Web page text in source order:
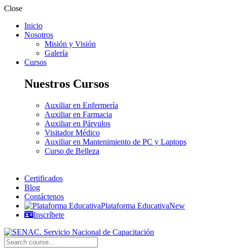
Close
Inicio
Nosotros
Misión y Visión
Galería
Cursos
Nuestros Cursos
Auxiliar en Enfermería
Auxiliar en Farmacia
Auxiliar en Párvulos
Visitador Médico
Auxiliar en Mantenimiento de PC y Laptops
Curso de Belleza
Certificados
Blog
Contáctenos
Plataforma EducativaNew
Inscríbete